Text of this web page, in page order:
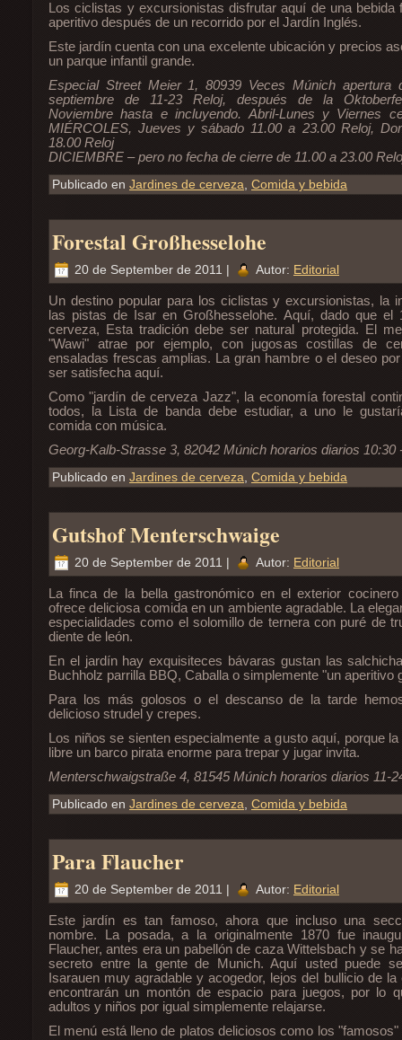
Los ciclistas y excursionistas disfrutar aquí de una bebida
aperitivo después de un recorrido por el Jardín Inglés.
Este jardín cuenta con una excelente ubicación y precios
un parque infantil grande.
Especial Street Meier 1, 80939 Veces Múnich apertura
septiembre de 11-23 Reloj, después de la
Noviembre hasta e incluyendo. Abril-Lunes y Viernes
MIÉRCOLES, Jueves y sábado 11.00 a 23.00 Reloj,
18.00 Reloj
DICIEMBRE – pero no fecha de cierre de 11.00 a 23.00
Publicado en Jardines de cerveza, Comida y bebida
Forestal Großhesselohe
20 de September de 2011 | Autor: Editorial
Un destino popular para los ciclistas y excursionistas, la
las pistas de Isar en Großhesselohe. Aquí, dado que el
cerveza, Esta tradición debe ser natural protegida. El
"Wawi" atrae por ejemplo, con jugosas costillas de
ensaladas frescas amplias. La gran hambre o el deseo
ser satisfecha aquí.
Como "jardín de cerveza Jazz", la economía forestal
todos, la Lista de banda debe estudiar, a uno le
comida con música.
Georg-Kalb-Strasse 3, 82042 Múnich horarios diarios 10:30
Publicado en Jardines de cerveza, Comida y bebida
Gutshof Menterschwaige
20 de September de 2011 | Autor: Editorial
La finca de la bella gastronómico en el exterior
ofrece deliciosa comida en un ambiente agradable. La
especialidades como el solomillo de ternera con puré de
diente de león.
En el jardín hay exquisiteces bávaras gustan las
Buchholz parrilla BBQ, Caballa o simplemente "un aperitivo
Para los más golosos o el descanso de la tarde
delicioso strudel y crepes.
Los niños se sienten especialmente a gusto aquí, porque
libre un barco pirata enorme para trepar y jugar invita.
Menterschwaigstraße 4, 81545 Múnich horarios diarios 11-
Publicado en Jardines de cerveza, Comida y bebida
Para Flaucher
20 de September de 2011 | Autor: Editorial
Este jardín es tan famoso, ahora que incluso una
nombre. La posada, a la originalmente 1870 fue
Flaucher, antes era un pabellón de caza Wittelsbach y se
secreto entre la gente de Munich. Aquí usted puede
Isarauen muy agradable y acogedor, lejos del bullicio de
encontrarán un montón de espacio para juegos, por lo
adultos y niños por igual simplemente relajarse.
El menú está lleno de platos deliciosos como los